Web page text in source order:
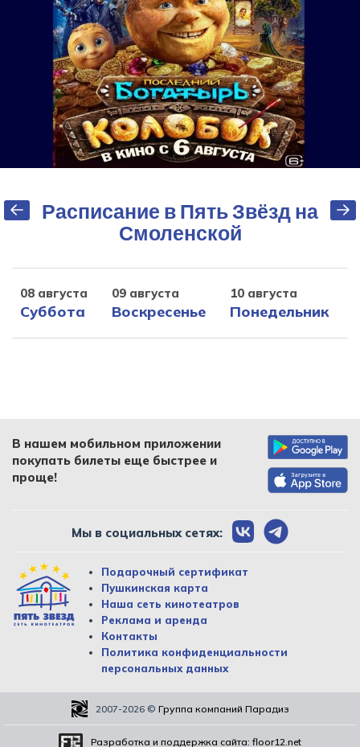
Расписание в Пять Звёзд на
Смоленской
08 августа
Суббота
09 августа
Воскресенье
10 августа
Понедельник
В нашем мобильном приложении
покупать билеты еще быстрее и
проще!
Мы в социальных сетях:
Подарочный сертификат
Пушкинская карта
Наша сеть кинотеатров
Реклама и аренда
Контакты
Политика конфиденциальности
персональных данных
2007-2026 © Группа компаний Парадиз
Разработка и поддержка сайта: floor12.net